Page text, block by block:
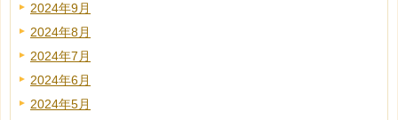
2024年9月
2024年8月
2024年7月
2024年6月
2024年5月